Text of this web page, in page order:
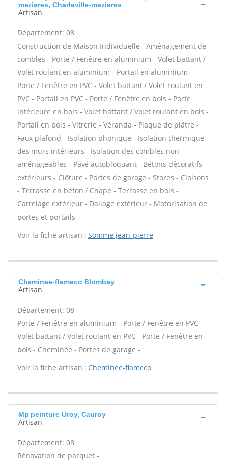
mezieres, Charleville-mezieres
Artisan
Département: 08
Construction de Maison Individuelle - Aménagement de
combles - Porte / Fenêtre en aluminium - Volet battant /
Volet roulant en aluminium - Portail en aluminium -
Porte / Fenêtre en PVC - Volet battant / Volet roulant en
PVC - Portail en PVC - Porte / Fenêtre en bois - Porte
intérieure en bois - Volet battant / Volet roulant en bois -
Portail en bois - Vitrerie - Véranda - Plaque de plâtre -
Faux plafond - Isolation phonique - Isolation thermique
des murs intérieurs - Isolation des combles non
aménageables - Pavé autobloquant - Bétons décoratifs
extérieurs - Clôture - Portes de garage - Stores - Cloisons
- Terrasse en béton / Chape - Terrasse en bois -
Carrelage extérieur - Dallage extérieur - Motorisation de
portes et portails -
Voir la fiche artisan : Somme jean-pierre
Cheminee-flameco Blombay
Artisan
Département: 08
Porte / Fenêtre en aluminium - Porte / Fenêtre en PVC -
Volet battant / Volet roulant en PVC - Porte / Fenêtre en
bois - Cheminée - Portes de garage -
Voir la fiche artisan : Cheminee-flameco
Mp peinture Uroy, Cauroy
Artisan
Département: 08
Rénovation de parquet -